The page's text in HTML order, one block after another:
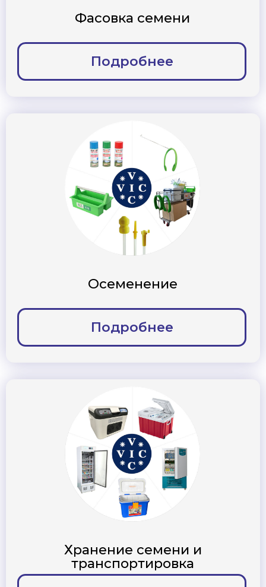
Инструменты и
принадлежности для И. О.
Сопутствующие товары
Подробнее